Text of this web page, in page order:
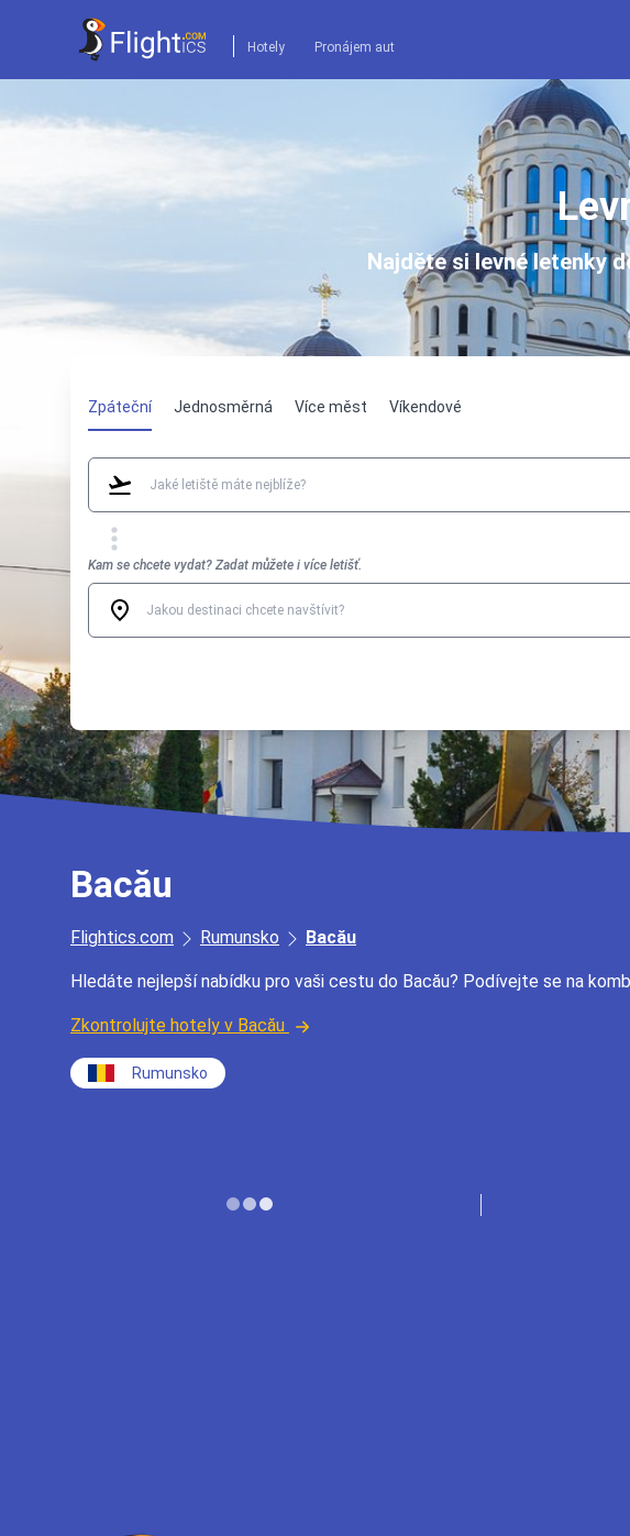
Hotely Pronájem aut
Najděte si levné letenky
Zpáteční Jednosměrná Více měst Víkendové
Kam se chcete vydat? Zadat můžete i více letišť.
Bacău
Flightics.com Rumunsko Bacău
Hledáte nejlepší nabídku pro vaši cestu do Bacău? Podívejte se na
Zkontrolujte hotely v Bacău
Rumunsko